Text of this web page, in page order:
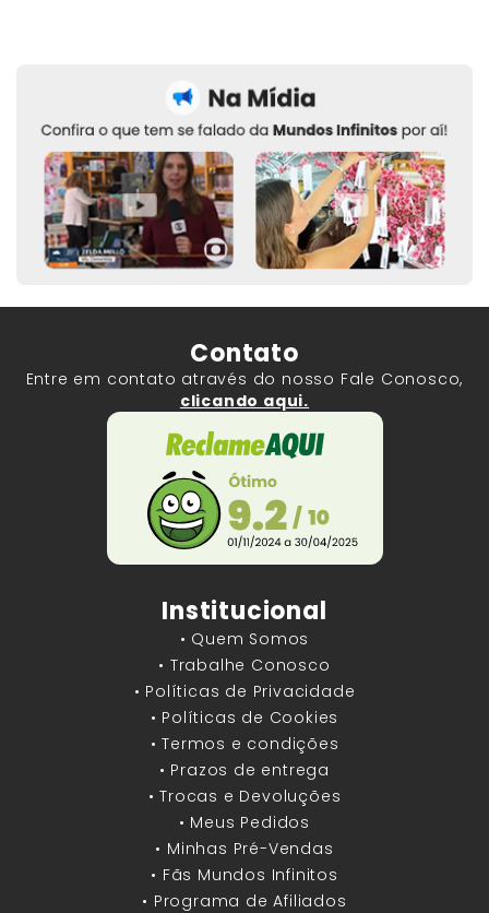
Contato
Entre em contato através do nosso Fale Conosco,
clicando aqui.
Institucional
• Quem Somos
• Trabalhe Conosco
• Políticas de Privacidade
• Políticas de Cookies
• Termos e condições
• Prazos de entrega
• Trocas e Devoluções
• Meus Pedidos
• Minhas Pré-Vendas
• Fãs Mundos Infinitos
• Programa de Afiliados